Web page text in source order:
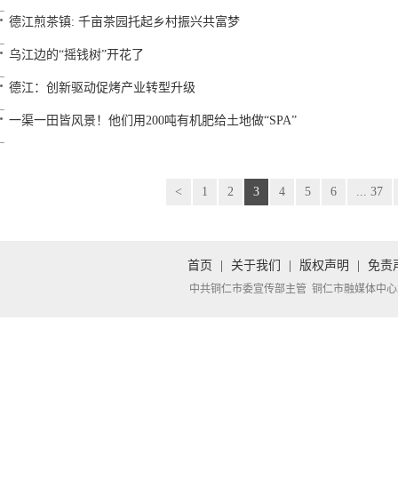
德江煎茶镇: 千亩茶园托起乡村振兴共富梦
乌江边的“摇钱树”开花了
德江：创新驱动促烤产业转型升级
一渠一田皆风景！他们用200吨有机肥给土地做“SPA”
< 1 2 3 4 5 6 ... 37
首页 关于我们 版权声明 免责
中共铜仁市委宣传部主管 铜仁市融媒体中心